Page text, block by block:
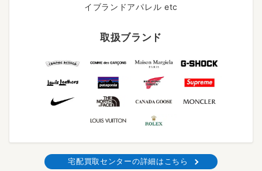
イブランドアパレル etc
取扱ブランド
宅配買取センターの詳細はこちら